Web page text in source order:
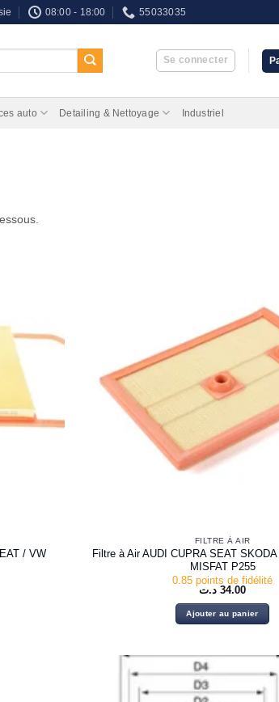
08:00 - 18:00 55033035
Se connecter
auto Detailing & Nettoyage Industriel
/ VW
FILTRE À AIR
Filtre à Air AUDI CUPRA SEAT
MISFAT P255
0.85 points de fidélité
34.00 د.ت
Ajouter au panier